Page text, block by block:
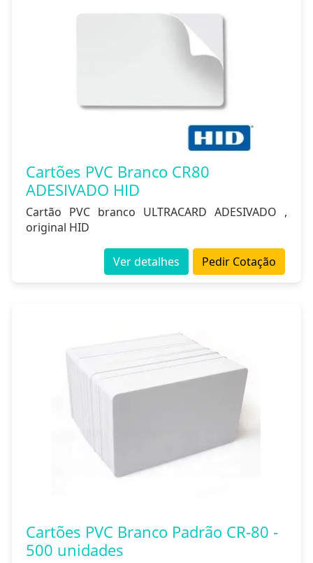
Cartões PVC Branco CR80
ADESIVADO HID
Cartão PVC branco ULTRACARD ADESIVADO ,
original HID
Pedir Cotação
Ver detalhes
Cartões PVC Branco Padrão CR-80 -
500 unidades